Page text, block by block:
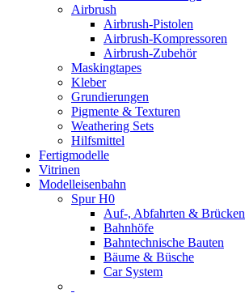
Airbrush
Airbrush-Pistolen
Airbrush-Kompressoren
Airbrush-Zubehör
Maskingtapes
Kleber
Grundierungen
Pigmente & Texturen
Weathering Sets
Hilfsmittel
Fertigmodelle
Vitrinen
Modelleisenbahn
Spur H0
Auf-, Abfahrten & Brücken
Bahnhöfe
Bahntechnische Bauten
Bäume & Büsche
Car System